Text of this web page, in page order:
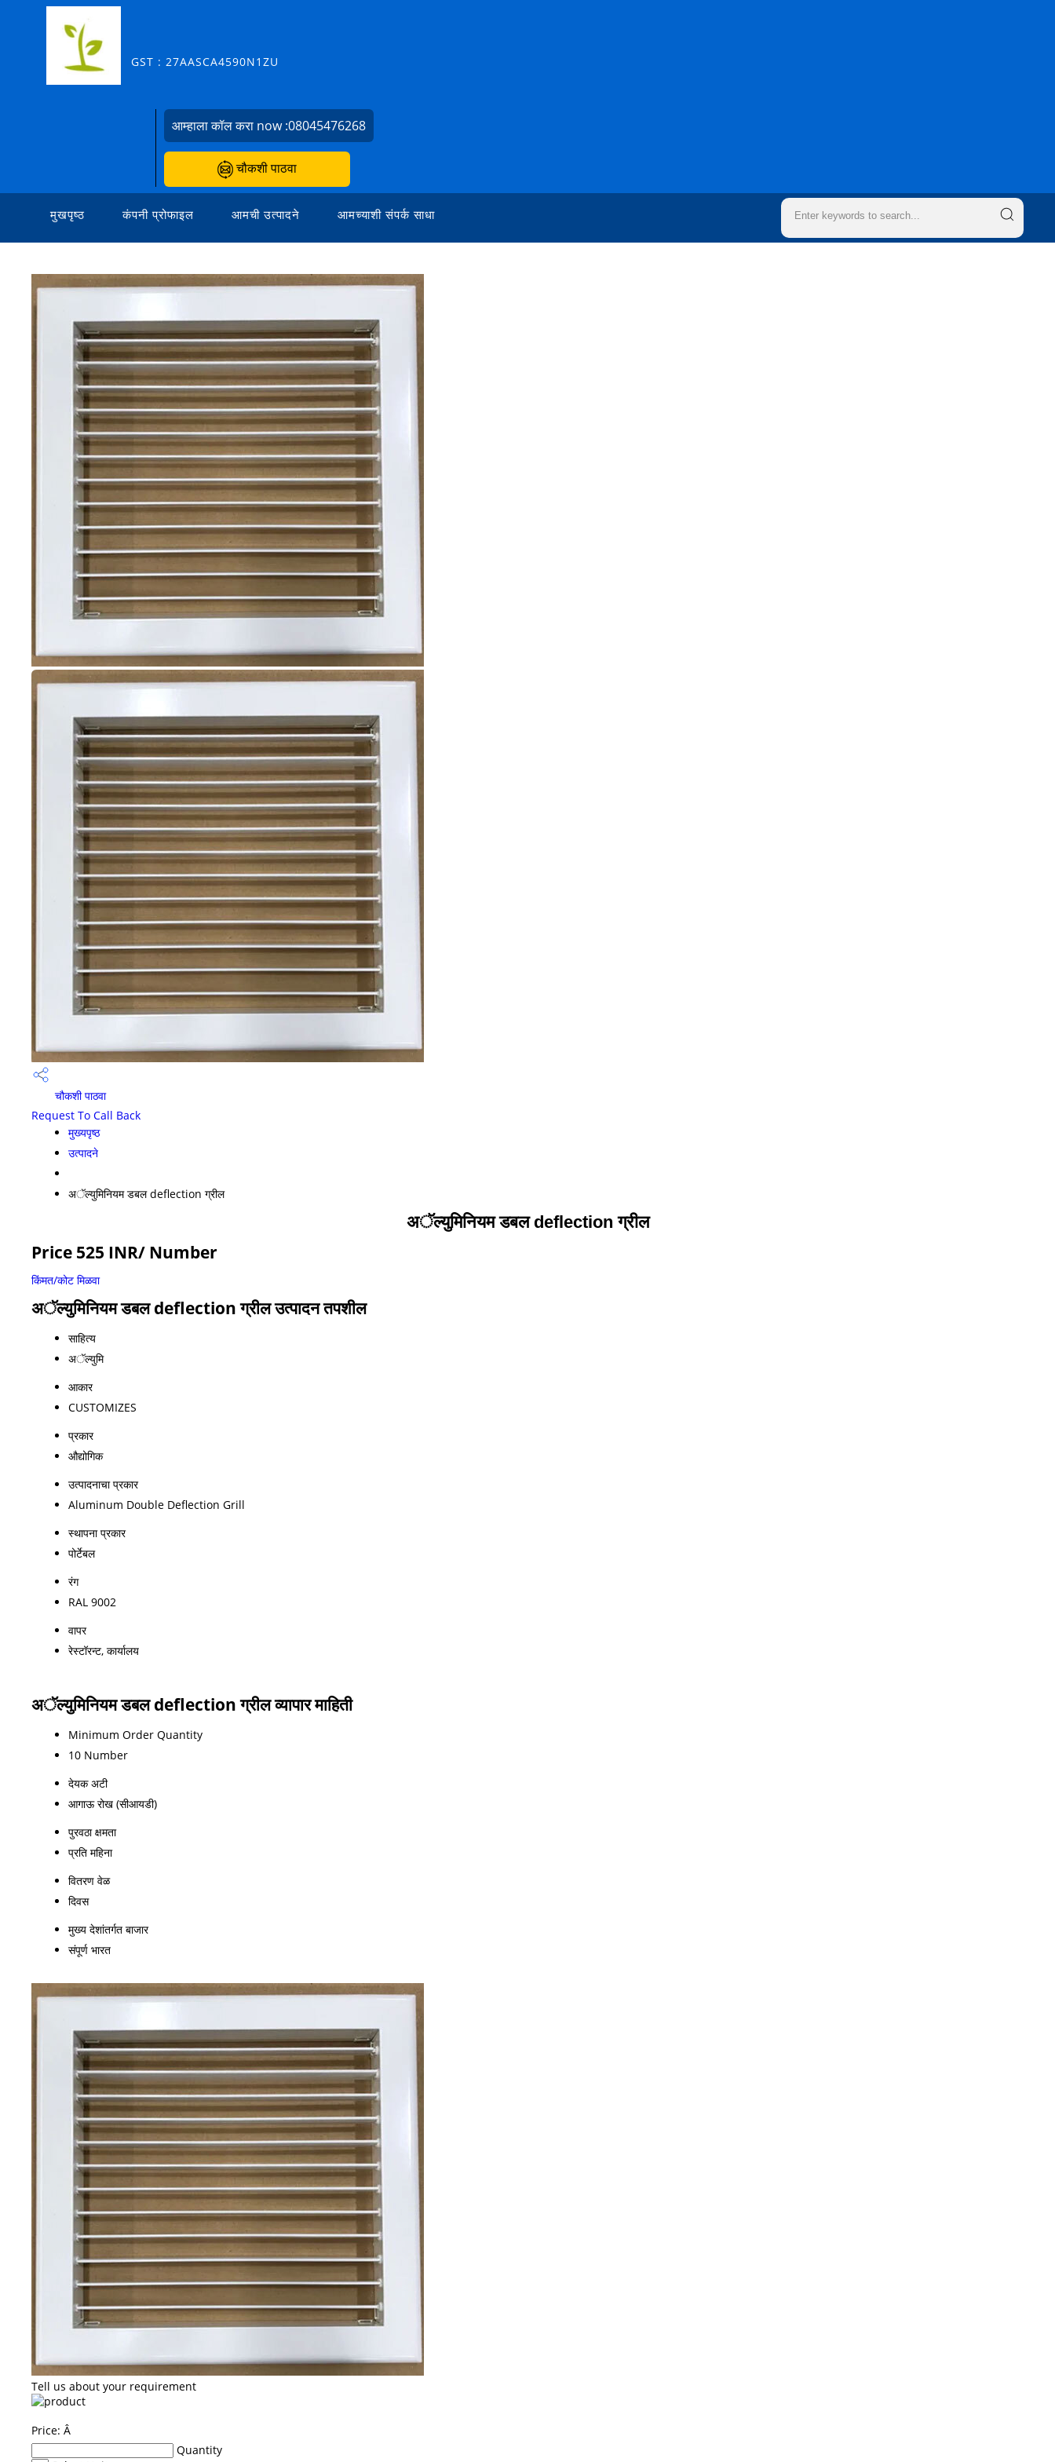
GST : 27AASCA4590N1ZU
आम्हाला कॉल करा now :08045476268
चौकशी पाठवा
मुखपृष्ठ कंपनी प्रोफाइल आमची उत्पादने आमच्याशी संपर्क साधा
चौकशी पाठवा
Request To Call Back
मुख्यपृष्ठ
उत्पादने
अॅल्युमिनियम डबल deflection ग्रील
अॅल्युमिनियम डबल deflection ग्रील
Price 525 INR/ Number
किंमत/कोट मिळवा
अॅल्युमिनियम डबल deflection ग्रील उत्पादन तपशील
साहित्य
अॅल्युमि
आकार
CUSTOMIZES
प्रकार
औद्योगिक
उत्पादनाचा प्रकार
Aluminum Double Deflection Grill
स्थापना प्रकार
पोर्टेबल
रंग
RAL 9002
वापर
रेस्टॉरन्ट, कार्यालय
अॅल्युमिनियम डबल deflection ग्रील व्यापार माहिती
Minimum Order Quantity
10 Number
देयक अटी
आगाऊ रोख (सीआयडी)
पुरवठा क्षमता
प्रति महिना
वितरण वेळ
दिवस
मुख्य देशांतर्गत बाजार
संपूर्ण भारत
Tell us about your requirement
Price: Â
Quantity